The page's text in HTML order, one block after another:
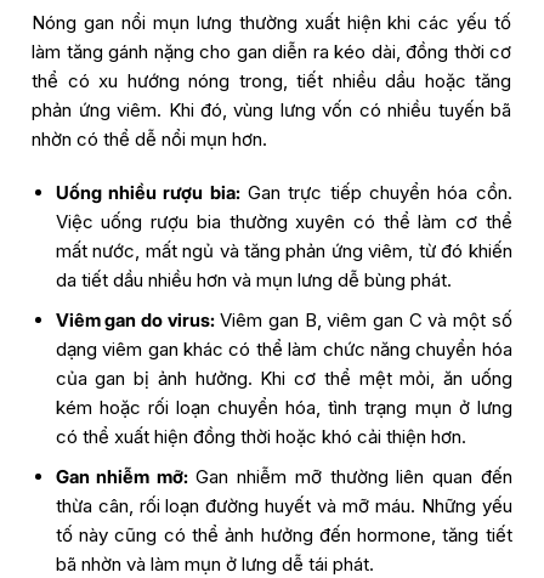
Nóng gan nổi mụn lưng thường xuất hiện khi các yếu tố
làm tăng gánh nặng cho gan diễn ra kéo dài, đồng thời cơ
thể có xu hướng nóng trong, tiết nhiều dầu hoặc tăng
phản ứng viêm. Khi đó, vùng lưng vốn có nhiều tuyến bã
nhờn có thể dễ nổi mụn hơn.
Uống nhiều rượu bia:Gan trực tiếp chuyển hóa cồn.
Việc uống rượu bia thường xuyên có thể làm cơ thể
mất nước, mất ngủ và tăng phản ứng viêm, từ đó khiến
da tiết dầu nhiều hơn và mụn lưng dễ bùng phát.
Viêm gan do virus:Viêm gan B, viêm gan C và một số
dạng viêm gan khác có thể làm chức năng chuyển hóa
của gan bị ảnh hưởng. Khi cơ thể mệt mỏi, ăn uống
kém hoặc rối loạn chuyển hóa, tình trạng mụn ở lưng
có thể xuất hiện đồng thời hoặc khó cải thiện hơn.
Gan nhiễm mỡ:Gan nhiễm mỡ thường liên quan đến
thừa cân, rối loạn đường huyết và mỡ máu. Những yếu
tố này cũng có thể ảnh hưởng đến hormone, tăng tiết
bã nhờn và làm mụn ở lưng dễ tái phát.